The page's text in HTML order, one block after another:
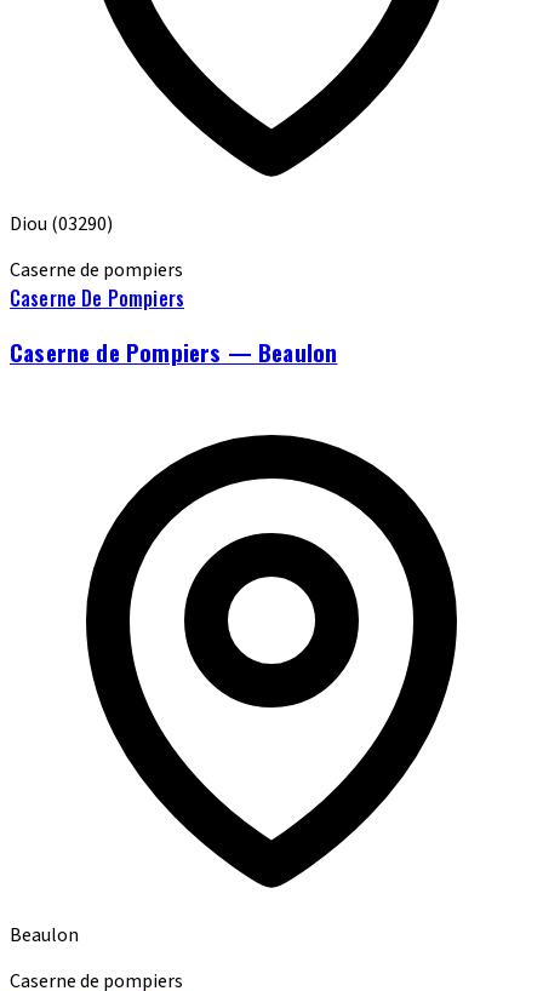
Diou (03290)
Caserne de pompiers
Caserne De Pompiers
Caserne de Pompiers — Beaulon
Beaulon
Caserne de pompiers